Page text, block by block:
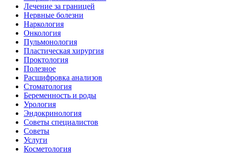
Лечение за границей
Нервные болезни
Наркология
Онкология
Пульмонология
Пластическая хирургия
Проктология
Полезное
Расшифровка анализов
Стоматология
Беременность и роды
Урология
Эндокринология
Советы специалистов
Советы
Услуги
Косметология